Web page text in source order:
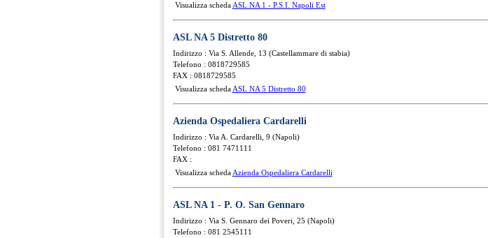
Visualizza scheda ASL NA 1 - P.S.I. Napoli Est
ASL NA 5 Distretto 80
Indirizzo : Via S. Allende, 13 (Castellammare di stabia)
Telefono : 0818729585
FAX : 0818729585
Visualizza scheda ASL NA 5 Distretto 80
Azienda Ospedaliera Cardarelli
Indirizzo : Via A. Cardarelli, 9 (Napoli)
Telefono : 081 7471111
FAX :
Visualizza scheda Azienda Ospedaliera Cardarelli
ASL NA 1 - P. O. San Gennaro
Indirizzo : Via S. Gennaro dei Poveri, 25 (Napoli)
Telefono : 081 2545111